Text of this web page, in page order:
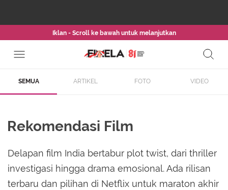
Iklan - Scroll ke bawah untuk melanjutkan
SEMUA ARTIKEL FOTO VIDEO
Rekomendasi Film
Delapan film India bertabur plot twist, dari thriller
investigasi hingga drama emosional. Ada rilisan
terbaru dan pilihan di Netflix untuk maraton akhir